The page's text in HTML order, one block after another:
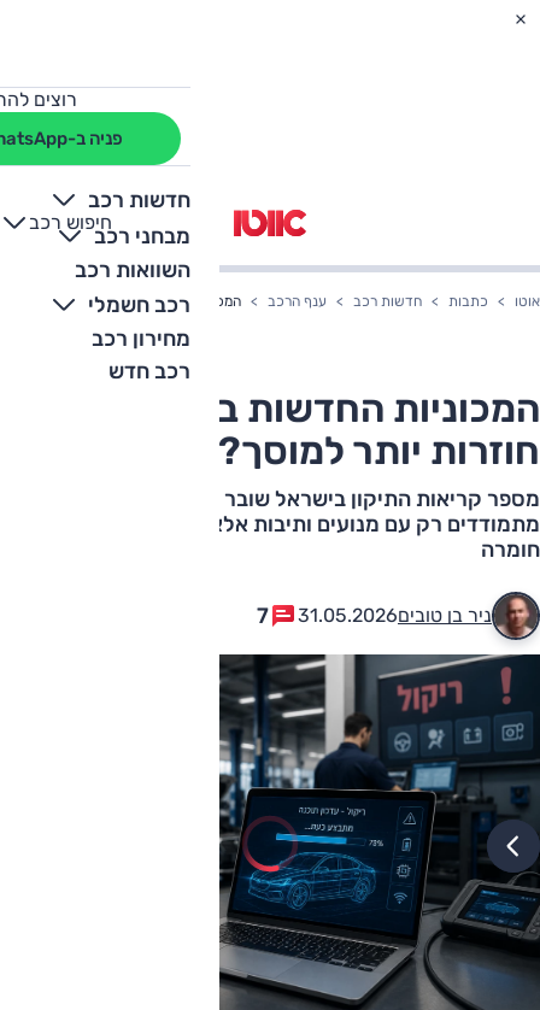
רוצים
פניה ב-WhatsApp
חדשות רכב
מבחני רכב
השוואות רכב
רכב חשמלי
מחירון רכב
רכב חדש
חיפוש רכב
+
-
אוטו כתבות חדשות רכב ענף הרכב המכוניות החדשות בישראל חוזרות יותר
המכוניות החדשות בישראל
חוזרות יותר למוסך?
מספר קריאות התיקון בישראל שובר שיאים; המוסכים כבר לא
מתמודדים רק עם מנועים ותיבות אלא בעיות מורכבות של
חומרה
ניר בן טובים31.05.2026
7